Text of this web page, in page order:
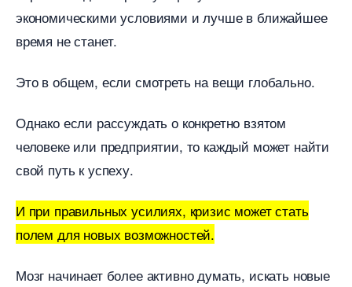
экономическими условиями и лучше в ближайшее
ремя не станет.
Это в общем, если смотреть на вещи глобально.
Однако если рассуждать о конкретно взятом
человеке или предприятии, то каждый может найти
свой путь к успеху.
И при правильных усилиях, кризис может стать
полем для новых возможностей.
Мозг начинает более активно думать, искать новые